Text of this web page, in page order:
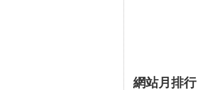
網站月排行